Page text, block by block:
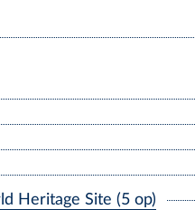
Heritage Site (5 op)